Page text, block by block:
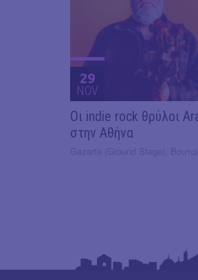
29
NOV
Οι indie rock θρύλοι
στην Αθήνα